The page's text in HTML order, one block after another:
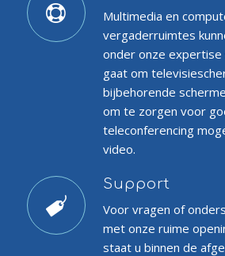
Multimedia en
vergaderruimtes
onder onze expertise
gaat om
bijbehorende
om te zorgen voor
teleconferencing
video.
Support
Voor vragen of
met onze ruime
staat u binnen de